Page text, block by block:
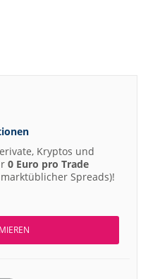
Kryptos und
0 Euro pro Trade
Spreads)!